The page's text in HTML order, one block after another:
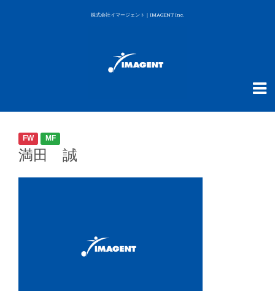
株式会社イマージェント｜IMAGENT Inc.
FW MF
満田 誠